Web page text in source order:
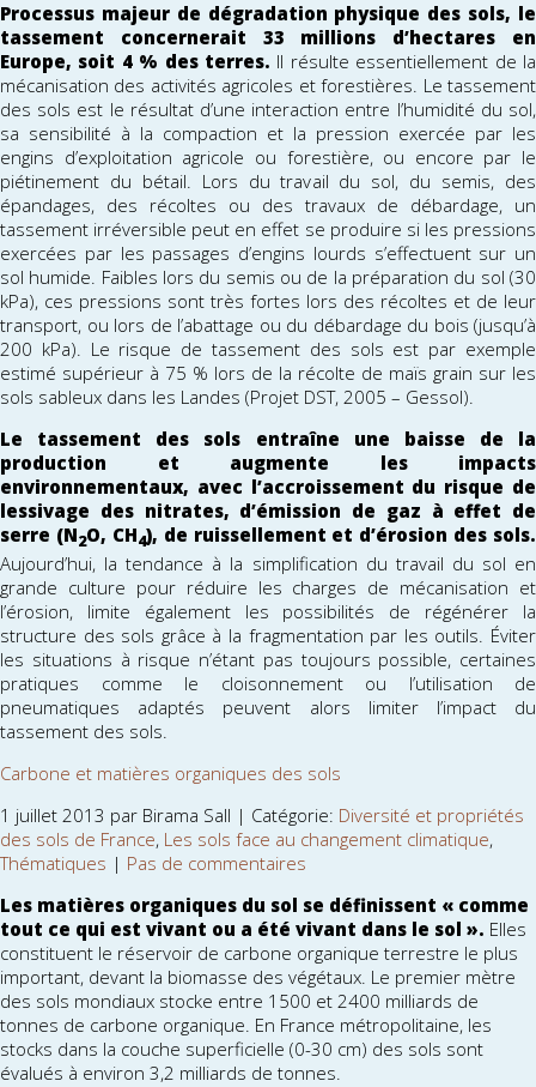
Processus majeur de dégradation physique des sols, le
tassement concernerait 33 millions d’hectares en
Europe, soit 4 % des terres. Il résulte essentiellement de la
mécanisation des activités agricoles et forestières. Le tassement
des sols est le résultat d’une interaction entre l’humidité du sol,
sa sensibilité à la compaction et la pression exercée par les
engins d’exploitation agricole ou forestière, ou encore par le
piétinement du bétail. Lors du travail du sol, du semis, des
épandages, des récoltes ou des travaux de débardage, un
tassement irréversible peut en effet se produire si les pressions
exercées par les passages d’engins lourds s’effectuent sur un
sol humide. Faibles lors du semis ou de la préparation du sol (30
kPa), ces pressions sont très fortes lors des récoltes et de leur
transport, ou lors de l’abattage ou du débardage du bois (jusqu’à
200 kPa). Le risque de tassement des sols est par exemple
estimé supérieur à 75 % lors de la récolte de maïs grain sur les
sols sableux dans les Landes (Projet DST, 2005 – Gessol).
Le tassement des sols entraîne une baisse de la
production et augmente les impacts
environnementaux, avec l’accroissement du risque de
lessivage des nitrates, d’émission de gaz à effet de
serre (N2O, CH4), de ruissellement et d’érosion des sols.
Aujourd’hui, la tendance à la simplification du travail du sol en
grande culture pour réduire les charges de mécanisation et
l’érosion, limite également les possibilités de régénérer la
structure des sols grâce à la fragmentation par les outils. Éviter
les situations à risque n’étant pas toujours possible, certaines
pratiques comme le cloisonnement ou l’utilisation de
pneumatiques adaptés peuvent alors limiter l’impact du
tassement des sols.
Carbone et matières organiques des sols
1 juillet 2013 par Birama Sall | Catégorie: Diversité et propriétés
des sols de France, Les sols face au changement climatique,
Thématiques | Pas de commentaires
Les matières organiques du sol se définissent « comme
tout ce qui est vivant ou a été vivant dans le sol ». Elles
constituent le réservoir de carbone organique terrestre le plus
important, devant la biomasse des végétaux. Le premier mètre
des sols mondiaux stocke entre 1500 et 2400 milliards de
tonnes de carbone organique. En France métropolitaine, les
stocks dans la couche superficielle (0-30 cm) des sols sont
évalués à environ 3,2 milliards de tonnes.